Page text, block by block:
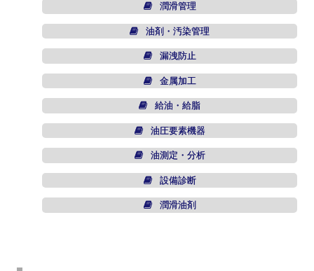
潤滑管理
油剤・汚染管理
漏洩防止
金属加工
給油・給脂
油圧要素機器
油測定・分析
設備診断
潤滑油剤